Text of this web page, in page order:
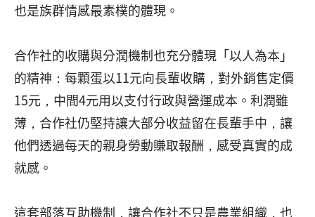
也是族群情感最素樸的體現。
合作社的收購與分潤機制也充分體現「以人為本」
的精神：每顆蛋以11元向長輩收購，對外銷售定價
15元，中間4元用以支付行政與營運成本。利潤雖
薄，合作社仍堅持讓大部分收益留在長輩手中，讓
他們透過每天的親身勞動賺取報酬，感受真實的成
就感。
這套部落互助機制，讓合作社不只是農業組織，也